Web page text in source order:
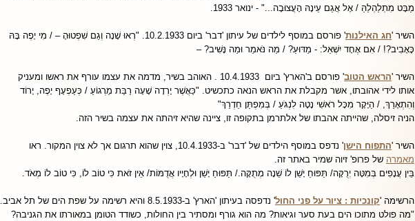
מַבָּט מִתְלַהְלֵהַּ / אֶל אֲגַם עֵינָהּ הָעֲצוּבָה..." - ינואר 1933.
השיר 'חג האילנות
' פורסם במוסף לילדים של עיתון 'דבר' ביום 10.2.1933. "רְאוּ שָׁנָה וְגַם שִׁפְטוּהָ – / מִי יָפֶה בָּהּ
כָּאָבִיב?! / אִם אֶחָד יִשְׁאַל: - מַדּוּעַ? / מַה נֹּאמַר וּמַה נָּשִׁיב? –
השיר 'הראש הטוב
' פורסם ב'הארץ' ביום 10.4.1933 . האוהב בשיר, מדמה את עצמו עורף את ראשו ומעניק
אותו לידי אהובתו, אשר מקבלת את הראש הנאה כתכשיט. "כַּאֲשֶׁר יָרְדָה שָׁעָה רַבַּת מַרְגוֹעַ / כְּעַפְעָף יָפֶה, יָרוֹד
וְהִתְאָרֵךְ, / הַיָּקָר מִכָּל רֹאשִׁי נָטָה לִנְגֹּעַ / בְּמִפְתַּן חַדְרֵךְ"
הניה זיסלה, שהייתה אהבתו של אלתרמן בתקופה זו, ציינה שהיא זיהתה את עצמה בשיר הזה.
השיר 'התפוח הישן' נדפס במוסף הילדים של 'דבר' ב-10.4.1933, צוין שהוא תרגום אך לא צוין המקור. ראו
מאמרה של פרופ' זיוה שמיר באתר זה.
בֵּין עֲנָפִים בְּמִטָּה יְרֻקָּה/ תַּפּוּחַ יָשֵׁן לוֹ שֵׁנָה מְתֻקָּה./ תַּפּוּחַ יָשֵׁן וּלְחָיָיו אֲדֻמּוֹת/ אֵין זֹאת כִּי טוֹב לוֹ, כִּי טוֹב לוֹ מְאֹד.
הרשימה 'קונכיות : ציור על פני החול
' נדפסה בעיתון 'הארץ' ב-8.5.1933 והיא רשימה על שפת הים של תל אביב.
"מה פולט מתוכו הים בעת סער וגיאות? מה הוא גורף ומסתיר בין החולות, כשודד הטומן במאורתו את הגניבה?